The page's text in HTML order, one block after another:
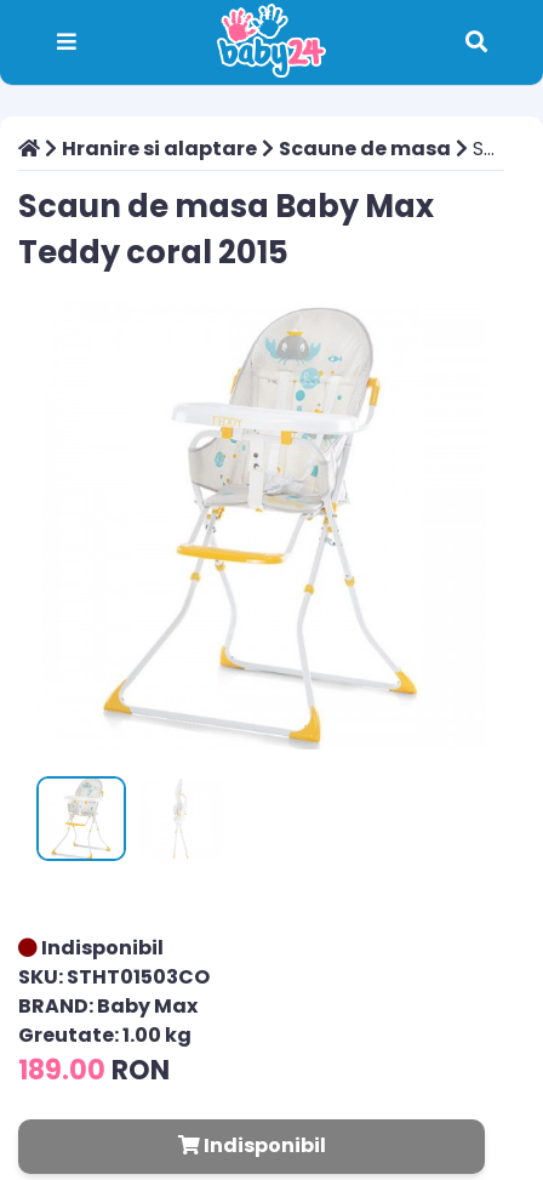
Hranire si alaptare Scaune de masa Scaun de masa Baby Max Teddy coral 2015
Scaun de masa Baby Max
Teddy coral 2015
Indisponibil
SKU: STHT01503CO
BRAND: Baby Max
Greutate: 1.00 kg
189.00 RON
Indisponibil